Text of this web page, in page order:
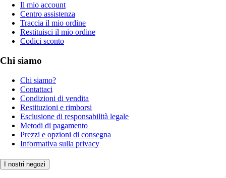
Il mio account
Centro assistenza
Traccia il mio ordine
Restituisci il mio ordine
Codici sconto
Chi siamo
Chi siamo?
Contattaci
Condizioni di vendita
Restituzioni e rimborsi
Esclusione di responsabilità legale
Metodi di pagamento
Prezzi e opzioni di consegna
Informativa sulla privacy
I nostri negozi